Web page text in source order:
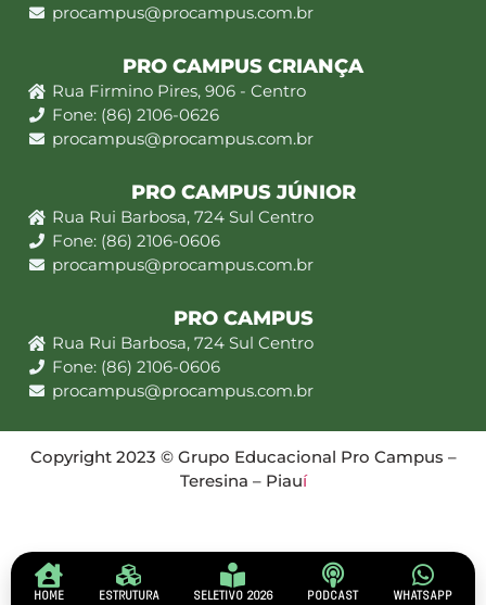
procampus@procampus.com.br
PRO CAMPUS CRIANÇA
Rua Firmino Pires, 906 - Centro
Fone: (86) 2106-0626
procampus@procampus.com.br
PRO CAMPUS JÚNIOR
Rua Rui Barbosa, 724 Sul Centro
Fone: (86) 2106-0606
procampus@procampus.com.br
PRO CAMPUS
Rua Rui Barbosa, 724 Sul Centro
Fone: (86) 2106-0606
procampus@procampus.com.br
Copyright 2023 © Grupo Educacional Pro Campus –
Teresina – Piauí
HOME ESTRUTURA SELETIVO 2026 PODCAST WHATSAPP